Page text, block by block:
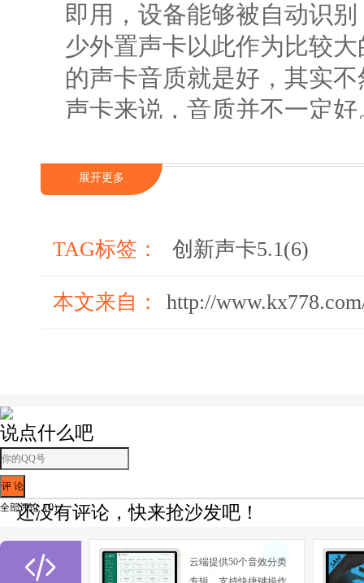
即用，设备能够被自动识
少外置声卡以此作为比较
的声卡音质就是好，其实
声卡来说，音质并不一定
的数据资料时会有延迟，
输速度不稳定，并且由于
受到系统的影响。因此，
不太适合，如果要外置，不
IEEE1394接口具有传输速
点。
外置盒接口
许多声卡都采
展开更多
TAG标签： 创新声卡5.1(6)
本文来自： http://
说点什么吧
全部评论（0）
还没有评论，快来抢沙发吧！

云端提供50个音效分类